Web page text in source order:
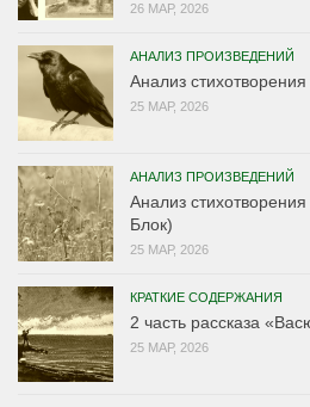
26 МАР, 2026
АНАЛИЗ ПРОИЗВЕДЕНИЙ
Анализ
25 МАР, 2026
АНАЛИЗ ПРОИЗВЕДЕНИЙ
Анализ
Блок)
25 МАР, 2026
КРАТКИЕ СОДЕРЖАНИЯ
2 часть рассказа
25 МАР, 2026